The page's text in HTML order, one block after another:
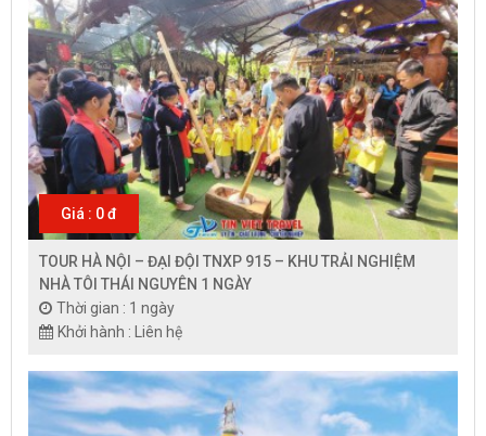
Giá : 0 đ
TOUR HÀ NỘI – ĐẠI ĐỘI TNXP 915 – KHU TRẢI NGHIỆM
NHÀ TÔI THÁI NGUYÊN 1 NGÀY
Thời gian : 1 ngày
Khởi hành : Liên hệ